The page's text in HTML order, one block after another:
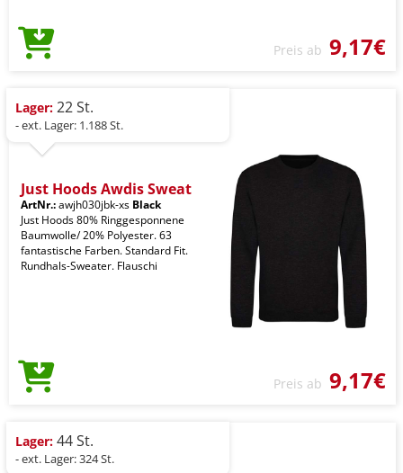
Preis ab 9,17€
Lager: 22 St.
- ext. Lager: 1.188 St.
Just Hoods Awdis Sweat
ArtNr.:awjh030jbk-xs Black
Just Hoods 80% Ringgesponnene
Baumwolle/ 20% Polyester. 63
fantastische Farben. Standard Fit.
Rundhals-Sweater. Flauschi
Preis ab 9,17€
Lager: 44 St.
- ext. Lager: 324 St.